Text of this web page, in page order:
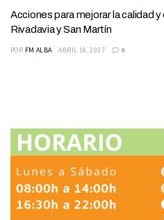
Acciones para mejorar la calidad
Rivadavia y San Martín
POR FM ALBA ABRIL 18, 2017 0